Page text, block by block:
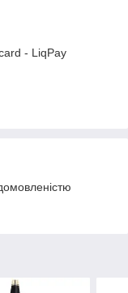
- LiqPay